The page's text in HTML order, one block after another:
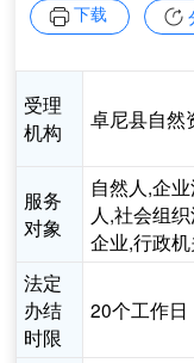
下载
受理
机构
卓尼县自然
服务
对象
自然人,企
人,社会组
企业,行政
法定
办结
时限
20个工作日